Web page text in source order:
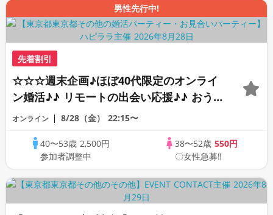
男性先行中!
先着割引
☆☆☆週末企画♪ほぼ40代限定のオンライ
ン婚活♪♪ リモートの出会い応援♪♪ おう
ちで乾杯しませんか♪♪ ☆全国の方が対象
PARTY!!
オンライン 8/28（金） 22:15〜
40〜53歳 2,500円
参加者調整中
38〜52歳 550円
〇女性急募‼